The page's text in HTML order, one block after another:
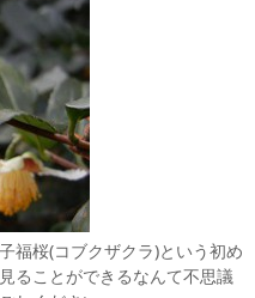
福桜(コブクザクラ)という初め
ることができるなんて不思議